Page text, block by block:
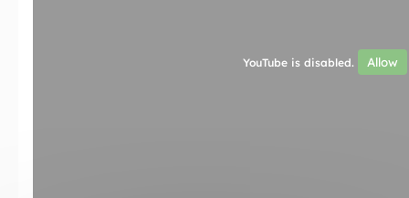
YouTube is disabled. Allow